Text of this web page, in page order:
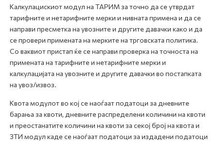
Калкулацискиот модул на ТАРИМ за точно да се утврдат
тарифните и нетарифните мерки и нивната примена и да се
направи пресметка на увозните и другите давачки како и да
се провери примената на мерките на трговската политика.
Со ваквиот пристап ќе се направи проверка на точноста на
примената на тарифните и нетарифните мерки и
калкулацијата на увозните и другите давачки во постапката
на увоз/извоз.
Квота модулот во кој се наоѓаат податоци за дневните
барања за квоти, дневните распределени количини на квоти
и преостанатите количини на квоти за секој број на квота и
ЗТИ модул каде се наоѓаат податоци за издадени податоци